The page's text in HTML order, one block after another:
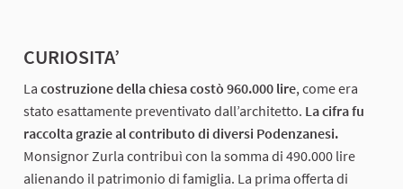
CURIOSITA’
La costruzione della chiesa costò 960.000 lire, come era
stato esattamente preventivato dall’architetto. La cifra fu
raccolta grazie al contributo di diversi Podenzanesi.
Monsignor Zurla contribuì con la somma di 490.000 lire
alienando il patrimonio di famiglia. La prima offerta di